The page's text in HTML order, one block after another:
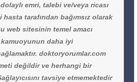
emri, talebi ve/veya ricası
hasta tarafından bağımsız olarak
web sitesinin temel amacı
kamuoyunun daha iyi
doktoryorumlar.com
değildir ve herhangi bir
tavsiye etmemektedir